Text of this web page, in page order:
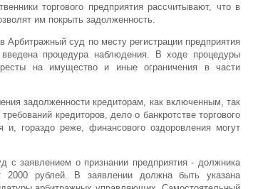
торгового предприятия рассчитывают, что в
им покрыть задолженность.
Арбитражный суд по месту регистрации предприятия
процедура наблюдения. В ходе процедуры
на имущество и иные ограничения в части
задолженности кредиторам, как включенным, так
кредиторов, дело о банкротстве торгового
и, гораздо реже, финансового оздоровления могут
с заявлением о признании предприятия - должника
2000 рублей. В заявлении должна быть указана